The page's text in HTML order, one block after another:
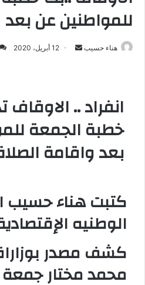
للمواطنين عن بعد
هناء حسيب
د
ا
ك
ر
ن
ي
12 أبريل، 2020
انفراد ..
خطبة الجمعة
بعد واقامة
كتبت هناء حسيب
الوطنيه
كشف مصدر
محمد مختار جمعة